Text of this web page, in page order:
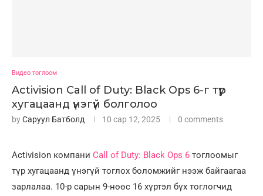
Видео тоглоом
Activision Call of Duty: Black Ops 6-г түр
хугацаанд үнэгүй болголоо
byСаруул Батболд 10 сар 12, 2025 0 comments
Activision компани Call of Duty: Black Ops 6 тоглоомыг
түр хугацаанд үнэгүй тоглох боломжийг нээж байгаагаа
зарлалаа. 10-р сарын 9-нөөс 16 хүртэл бүх тоглогчид